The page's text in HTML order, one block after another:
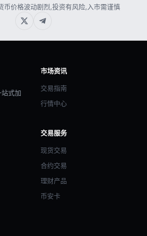
价格波动剧烈,投资有风险,入市需谨慎
式加
市场资讯
交易指南
行情中心
交易服务
现货交易
合约交易
理财产品
币安卡